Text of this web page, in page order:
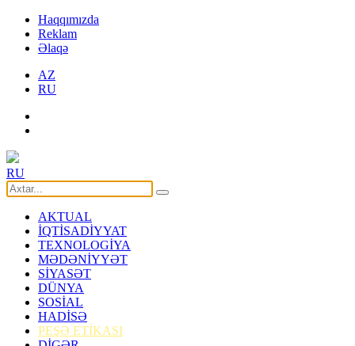
Haqqımızda
Reklam
Əlaqə
AZ
RU
RU
AKTUAL
İQTİSADİYYAT
TEXNOLOGİYA
MƏDƏNİYYƏT
SİYASƏT
DÜNYA
SOSİAL
HADİSƏ
PEŞƏ ETİKASI